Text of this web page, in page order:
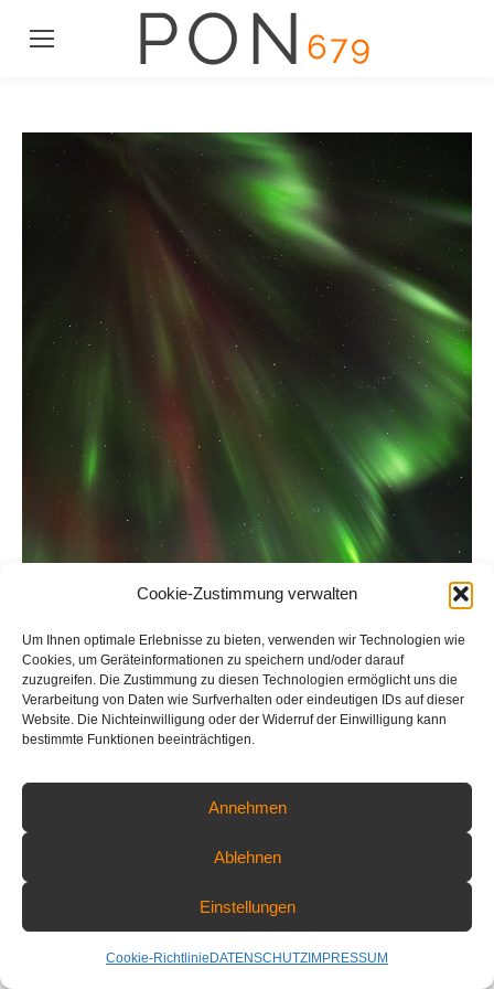
Cookie-Zustimmung verwalten
Um Ihnen optimale Erlebnisse zu bieten, verwenden wir Technologien wie
Cookies, um Geräteinformationen zu speichern und/oder darauf
zuzugreifen. Die Zustimmung zu diesen Technologien ermöglicht uns die
Verarbeitung von Daten wie Surfverhalten oder eindeutigen IDs auf dieser
Website. Die Nichteinwilligung oder der Widerruf der Einwilligung kann
bestimmte Funktionen beeinträchtigen.
Annehmen
Ablehnen
Einstellungen
Cookie-Richtlinie DATENSCHUTZ IMPRESSUM